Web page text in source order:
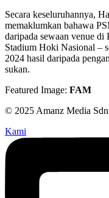
Secara keseluruhannya,
memaklumkan bahawa
daripada sewaan venue
Stadium Hoki Nasional –
2024 hasil daripada
sukan.
Featured Image: FAM
© 2025 Amanz Media
Kami